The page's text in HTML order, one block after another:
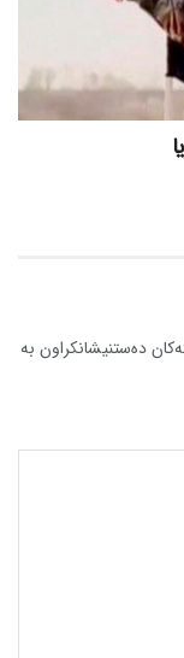
دەستنیشانکراون بە